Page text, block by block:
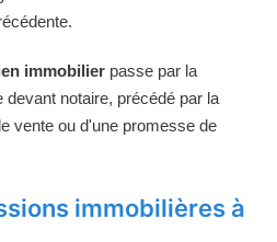
immobilier passe par la
notaire, précédé par la
vente ou d'une promesse de
immobilières à